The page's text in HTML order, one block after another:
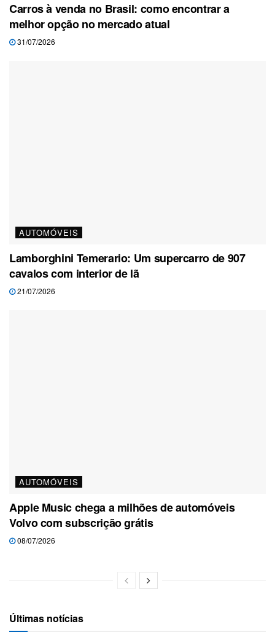
Carros à venda no Brasil: como encontrar a
melhor opção no mercado atual
31/07/2026
AUTOMÓVEIS
Lamborghini Temerario: Um supercarro de 907
cavalos com interior de lã
21/07/2026
AUTOMÓVEIS
Apple Music chega a milhões de automóveis
Volvo com subscrição grátis
08/07/2026
Últimas notícias